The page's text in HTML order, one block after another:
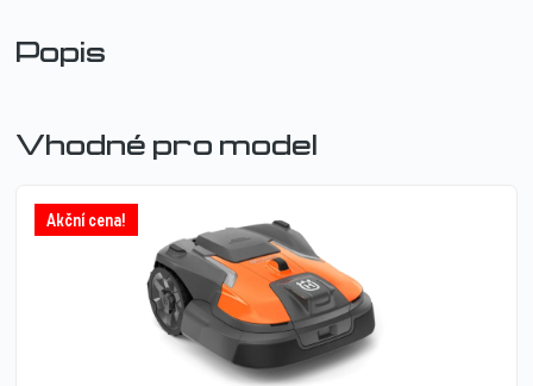
Popis
Vhodné pro model
Akční cena!